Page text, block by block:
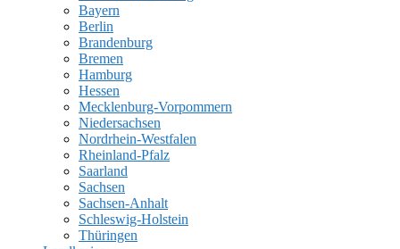
Bayern
Berlin
Brandenburg
Bremen
Hamburg
Hessen
Mecklenburg-Vorpommern
Niedersachsen
Nordrhein-Westfalen
Rheinland-Pfalz
Saarland
Sachsen
Sachsen-Anhalt
Schleswig-Holstein
Thüringen